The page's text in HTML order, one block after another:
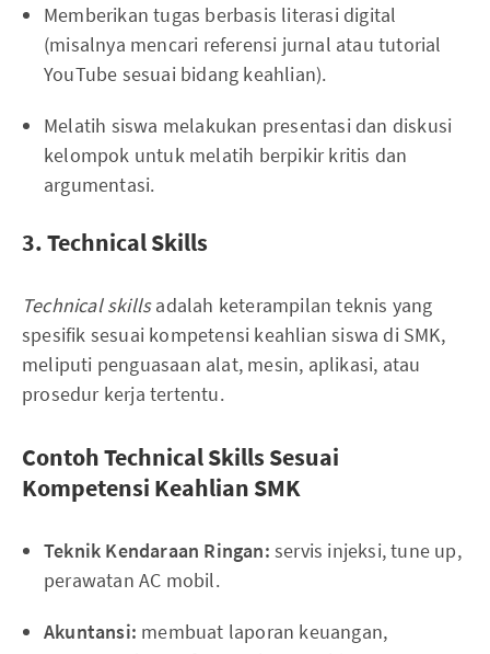
Memberikan tugas berbasis literasi digital
(misalnya mencari referensi jurnal atau tutorial
YouTube sesuai bidang keahlian).
Melatih siswa melakukan presentasi dan diskusi
kelompok untuk melatih berpikir kritis dan
argumentasi.
3. Technical Skills
Technical skillsadalah keterampilan teknis yang
spesifik sesuai kompetensi keahlian siswa di SMK,
meliputi penguasaan alat, mesin, aplikasi, atau
prosedur kerja tertentu.
Contoh Technical Skills Sesuai
Kompetensi Keahlian SMK
Teknik Kendaraan Ringan: servis injeksi, tune up,
perawatan AC mobil.
Akuntansi: membuat laporan keuangan,